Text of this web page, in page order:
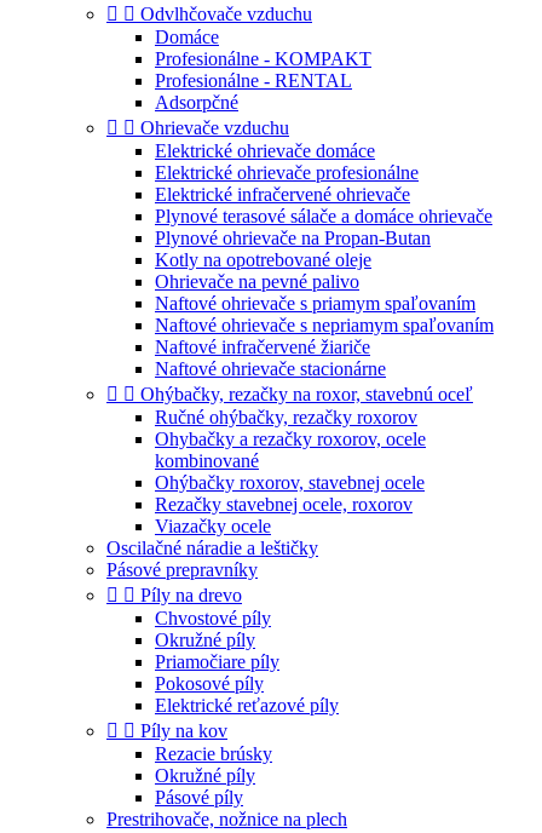
  Odvlhčovače vzduchu
Domáce
Profesionálne - KOMPAKT
Profesionálne - RENTAL
Adsorpčné
  Ohrievače vzduchu
Elektrické ohrievače domáce
Elektrické ohrievače profesionálne
Elektrické infračervené ohrievače
Plynové terasové sálače a domáce ohrievače
Plynové ohrievače na Propan-Butan
Kotly na opotrebované oleje
Ohrievače na pevné palivo
Naftové ohrievače s priamym spaľovaním
Naftové ohrievače s nepriamym spaľovaním
Naftové infračervené žiariče
Naftové ohrievače stacionárne
  Ohýbačky, rezačky na roxor, stavebnú oceľ
Ručné ohýbačky, rezačky roxorov
Ohybačky a rezačky roxorov, ocele
kombinované
Ohýbačky roxorov, stavebnej ocele
Rezačky stavebnej ocele, roxorov
Viazačky ocele
Oscilačné náradie a leštičky
Pásové prepravníky
  Píly na drevo
Chvostové píly
Okružné píly
Priamočiare píly
Pokosové píly
Elektrické reťazové píly
  Píly na kov
Rezacie brúsky
Okružné píly
Pásové píly
Prestrihovače, nožnice na plech